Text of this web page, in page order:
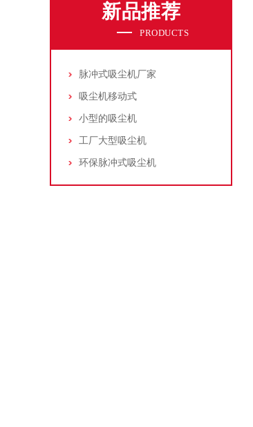
新品推荐
PRODUCTS
脉冲式吸尘机厂家
吸尘机移动式
小型的吸尘机
工厂大型吸尘机
环保脉冲式吸尘机